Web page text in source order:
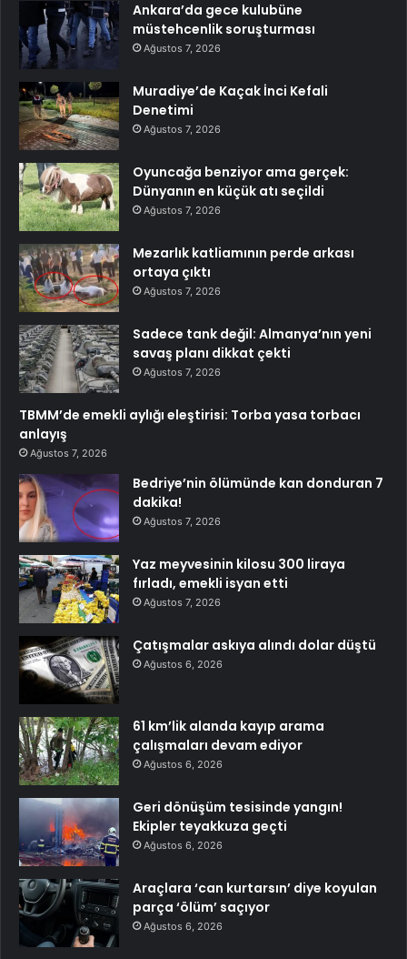
Ankara’da gece kulubüne
müstehcenlik soruşturması
Ağustos 7, 2026
Muradiye’de Kaçak İnci Kefali
Denetimi
Ağustos 7, 2026
Oyuncağa benziyor ama gerçek:
Dünyanın en küçük atı seçildi
Ağustos 7, 2026
Mezarlık katliamının perde arkası
ortaya çıktı
Ağustos 7, 2026
Sadece tank değil: Almanya’nın yeni
savaş planı dikkat çekti
Ağustos 7, 2026
TBMM’de emekli aylığı eleştirisi: Torba yasa torbacı
anlayış
Ağustos 7, 2026
Bedriye’nin ölümünde kan donduran 7
dakika!
Ağustos 7, 2026
Yaz meyvesinin kilosu 300 liraya
fırladı, emekli isyan etti
Ağustos 7, 2026
Çatışmalar askıya alındı dolar düştü
Ağustos 6, 2026
61 km’lik alanda kayıp arama
çalışmaları devam ediyor
Ağustos 6, 2026
Geri dönüşüm tesisinde yangın!
Ekipler teyakkuza geçti
Ağustos 6, 2026
Araçlara ‘can kurtarsın’ diye koyulan
parça ‘ölüm’ saçıyor
Ağustos 6, 2026